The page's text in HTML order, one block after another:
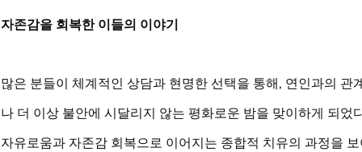
자존감을 회복한 이들의 이야기
많은 분들이 체계적인 상담과 현명한 선택을 통해, 연인과의 관
나 더 이상 불안에 시달리지 않는 평화로운 밤을 맞이하게 되었
자유로움과 자존감 회복으로 이어지는 종합적 치유의 과정을